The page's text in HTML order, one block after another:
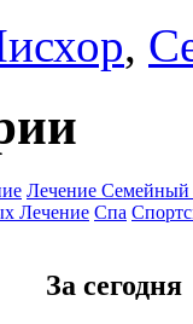
,
Лечение Семейный
Лечение Спа
За сегодня